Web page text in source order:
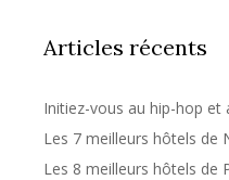
Articles récents
Initiez-vous au hip-hop et
Les 7 meilleurs hôtels de
Les 8 meilleurs hôtels de